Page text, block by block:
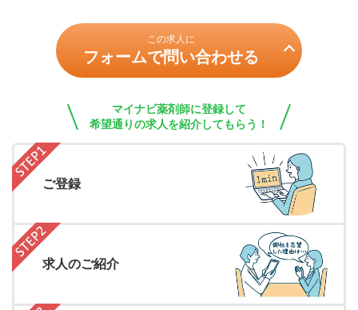
この求人に
フォームで問い合わせる
マイナビ薬剤師に登録して
希望通りの求人を紹介してもらう！
ご登録
求人のご紹介